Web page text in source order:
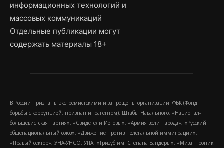
информационных технологий и
массовых коммуникаций
Отдельные публикации могут
содержать материалы 18+
В России признаны экстремистскими и запрещены организации: ФБК (Фонд
борьбы с коррупцией, признан иноагентом), Штабы Навального, «Национал-
большевистская партия», «Свидетели Иеговы», «Армия воли народа», «Русский
общенациональный союз», «Движение против нелегальной иммиграции»,
«Правый сектор», УНА-УНСО, УПА, «Тризуб им. Степана Бандеры», «Мизантропик